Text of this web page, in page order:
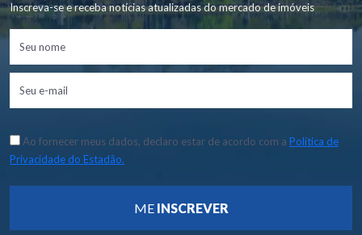
Inscreva-se e receba notícias atualizadas do mercado de imóveis
Ao fornecer meus dados, declaro estar de acordo com a Política de
Privacidade do Estadão.
ME INSCREVER